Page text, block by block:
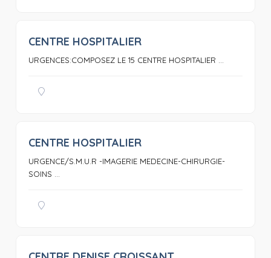
CENTRE HOSPITALIER
URGENCES:COMPOSEZ LE 15 CENTRE HOSPITALIER ...
CENTRE HOSPITALIER
URGENCE/S.M.U.R -IMAGERIE MEDECINE-CHIRURGIE-
SOINS ...